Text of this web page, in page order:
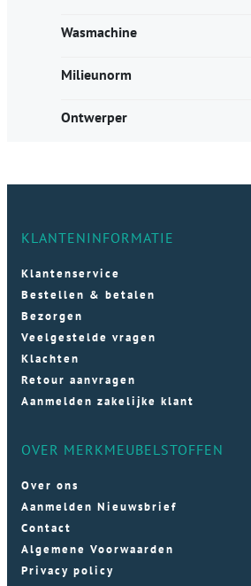
Wasmachine
Milieunorm
Ontwerper
KLANTENINFORMATIE
Klantenservice
Bestellen & betalen
Bezorgen
Veelgestelde vragen
Klachten
Retour aanvragen
Aanmelden zakelijke klant
OVER MERKMEUBELSTOFFEN
Over ons
Aanmelden Nieuwsbrief
Contact
Algemene Voorwaarden
Privacy policy